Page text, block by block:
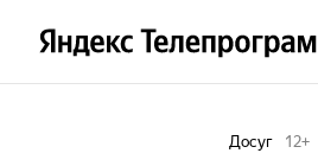
Досуг 12+